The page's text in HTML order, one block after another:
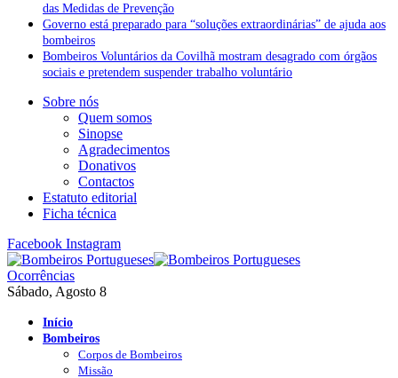
das Medidas de Prevenção
Governo está preparado para “soluções extraordinárias” de ajuda aos
bombeiros
Bombeiros Voluntários da Covilhã mostram desagrado com órgãos
sociais e pretendem suspender trabalho voluntário
Sobre nós
Quem somos
Sinopse
Agradecimentos
Donativos
Contactos
Estatuto editorial
Ficha técnica
Facebook Instagram
Ocorrências
Sábado, Agosto 8
Início
Bombeiros
Corpos de Bombeiros
Missão